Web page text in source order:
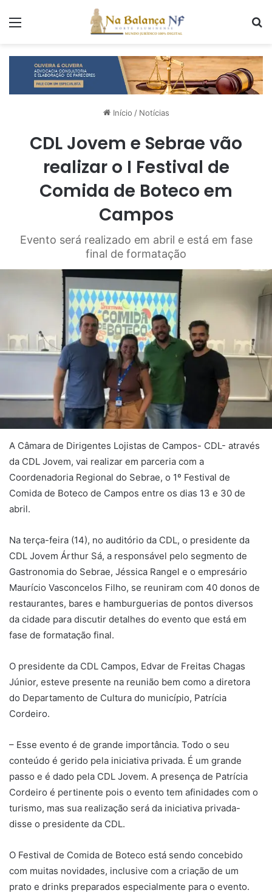
Início / Notícias
CDL Jovem e Sebrae vão
realizar o I Festival de
Comida de Boteco em
Campos
Evento será realizado em abril e está em fase
final de formatação
A Câmara de Dirigentes Lojistas de Campos- CDL- através
da CDL Jovem, vai realizar em parceria com a
Coordenadoria Regional do Sebrae, o 1º Festival de
Comida de Boteco de Campos entre os dias 13 e 30 de
abril.
Na terça-feira (14), no auditório da CDL, o presidente da
CDL Jovem Árthur Sá, a responsável pelo segmento de
Gastronomia do Sebrae, Jéssica Rangel e o empresário
Maurício Vasconcelos Filho, se reuniram com 40 donos de
restaurantes, bares e hamburguerias de pontos diversos
da cidade para discutir detalhes do evento que está em
fase de formatação final.
O presidente da CDL Campos, Edvar de Freitas Chagas
Júnior, esteve presente na reunião bem como a diretora
do Departamento de Cultura do município, Patrícia
Cordeiro.
– Esse evento é de grande importância. Todo o seu
conteúdo é gerido pela iniciativa privada. É um grande
passo e é dado pela CDL Jovem. A presença de Patrícia
Cordeiro é pertinente pois o evento tem afinidades com o
turismo, mas sua realização será da iniciativa privada-
disse o presidente da CDL.
O Festival de Comida de Boteco está sendo concebido
com muitas novidades, inclusive com a criação de um
prato e drinks preparados especialmente para o evento.